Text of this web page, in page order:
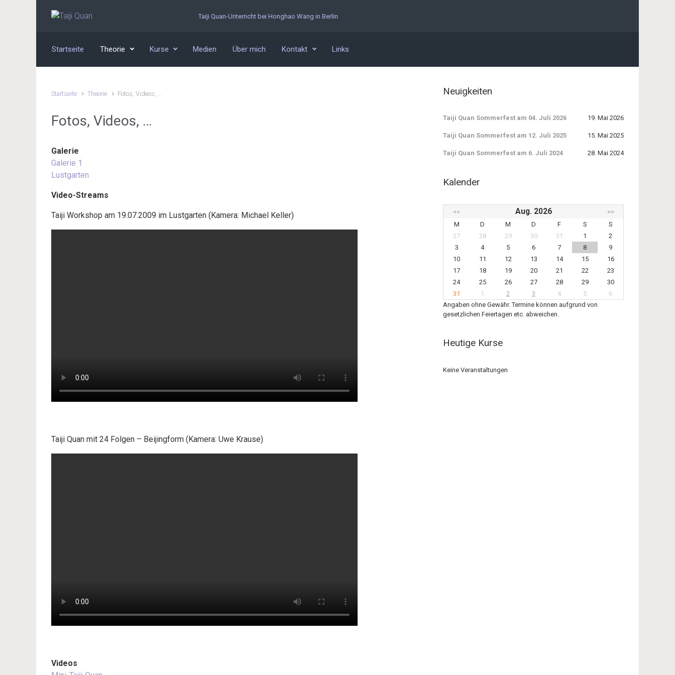
Zum Hauptinhalt springen Taiji Quan-Unterricht bei Honghao Wang in Berlin
Startseite Theorie Kurse Medien Über mich Kontakt Links
Startseite Theorie Fotos, Videos, …
Fotos, Videos, …
Galerie
Galerie 1
Lustgarten
Video-Streams
Taiji Workshop am 19.07.2009 im Lustgarten (Kamera: Michael Keller)
Taiji Quan mit 24 Folgen – Beijingform (Kamera: Uwe Krause)
Videos
Neuigkeiten
Taiji Quan Sommerfest am 04. Juli 2026 19. Mai 2026
Taiji Quan Sommerfest am 12. Juli 2025 15. Mai 2025
Taiji Quan Sommerfest am 6. Juli 2024 28. Mai 2024
Kalender
<< Aug. 2026
>>
M
D M D F S
S
27
28 29 30 31 1
2
3
4 5 6 7 8
9
10
11 12 13 14 15
16
17
18 19 20 21 22
23
24
25 26 27 28 29
30
31
1 2 3 4 5
6
Angaben ohne Gewähr. Termine können aufgrund von
gesetzlichen Feiertagen etc. abweichen.
Heutige Kurse
Keine Veranstaltungen